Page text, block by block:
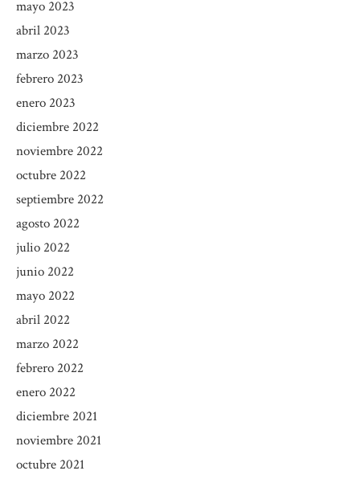
mayo 2023
abril 2023
marzo 2023
febrero 2023
enero 2023
diciembre 2022
noviembre 2022
octubre 2022
septiembre 2022
agosto 2022
julio 2022
junio 2022
mayo 2022
abril 2022
marzo 2022
febrero 2022
enero 2022
diciembre 2021
noviembre 2021
octubre 2021